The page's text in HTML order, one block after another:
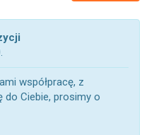
współpracę, z
do Ciebie, prosimy o